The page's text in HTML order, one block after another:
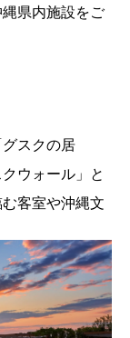
県内施設をご
スクの居
ウォール」と
客室や沖縄文